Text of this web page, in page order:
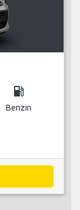
local_gas_station
Benzin